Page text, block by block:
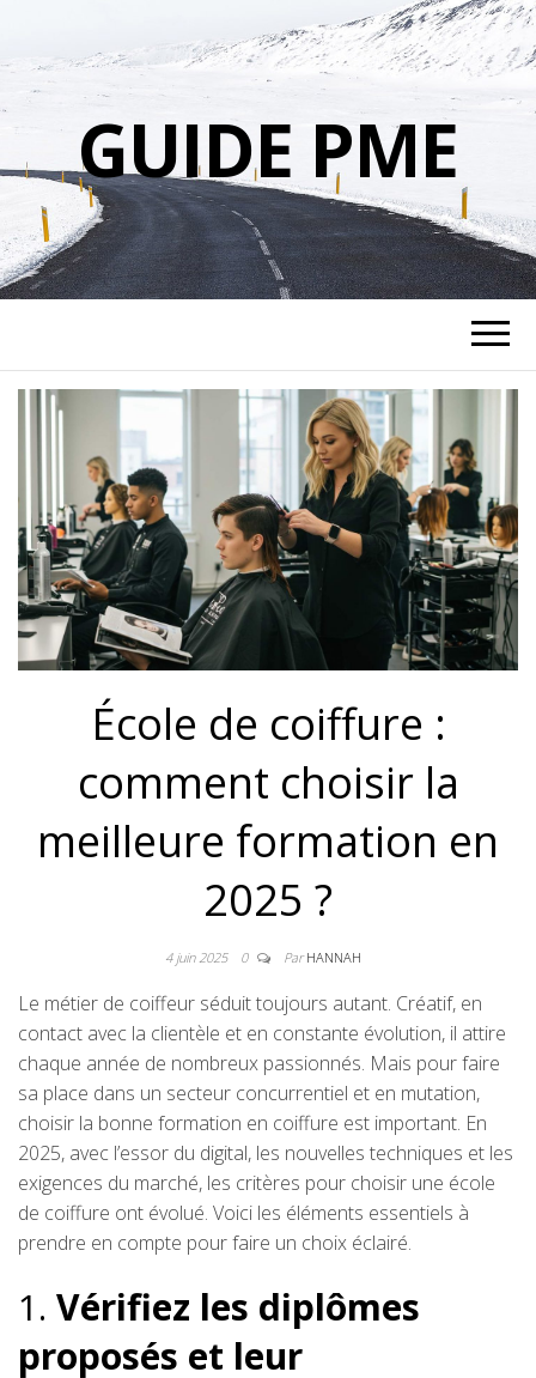
GUIDE PME
École de coiffure :
comment choisir la
meilleure formation en
2025 ?
4 juin 2025 0 ParHANNAH
Le métier de coiffeur séduit toujours autant. Créatif, en
contact avec la clientèle et en constante évolution, il attire
chaque année de nombreux passionnés. Mais pour faire
sa place dans un secteur concurrentiel et en mutation,
choisir la bonne formation en coiffure est important. En
2025, avec l’essor du digital, les nouvelles techniques et les
exigences du marché, les critères pour choisir une école
de coiffure ont évolué. Voici les éléments essentiels à
prendre en compte pour faire un choix éclairé.
1. Vérifiez les diplômes
proposés et leur